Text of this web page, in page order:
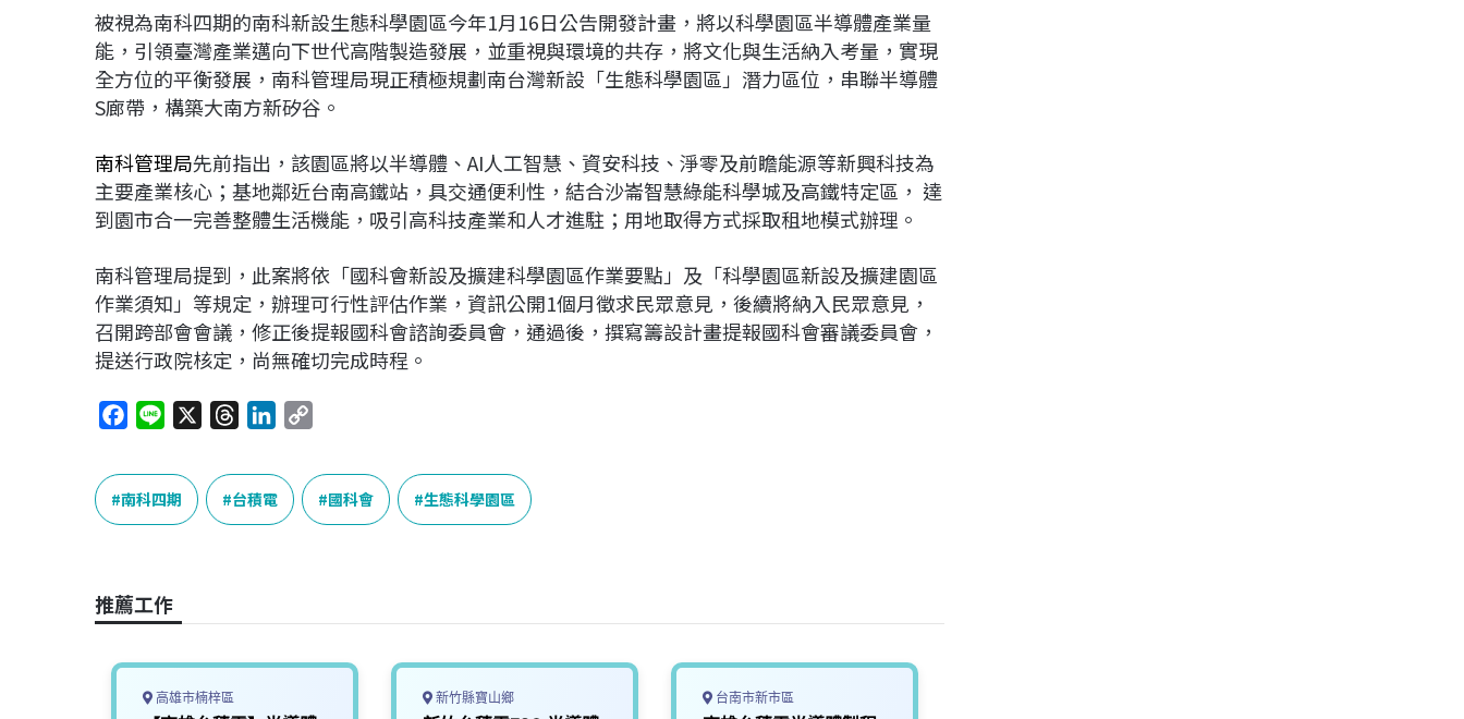
被視為南科四期的南科新設生態科學園區今年1月16日公告開發計畫，將以科學園區半導體產業量
能，引領臺灣產業邁向下世代高階製造發展，並重視與環境的共存，將文化與生活納入考量，實現
全方位的平衡發展，南科管理局現正積極規劃南台灣新設「生態科學園區」潛力區位，串聯半導體
S廊帶，構築大南方新矽谷。
南科管理局先前指出，該園區將以半導體、AI人工智慧、資安科技、淨零及前瞻能源等新興科技為
主要產業核心；基地鄰近台南高鐵站，具交通便利性，結合沙崙智慧綠能科學城及高鐵特定區， 達
到園市合一完善整體生活機能，吸引高科技產業和人才進駐；用地取得方式採取租地模式辦理。
南科管理局提到，此案將依「國科會新設及擴建科學園區作業要點」及「科學園區新設及擴建園區
作業須知」等規定，辦理可行性評估作業，資訊公開1個月徵求民眾意見，後續將納入民眾意見，
召開跨部會會議，修正後提報國科會諮詢委員會，通過後，撰寫籌設計畫提報國科會審議委員會，
提送行政院核定，尚無確切完成時程。
c
e
b
k
n
e
r
e
a
n
k
e
p
y
L
南科四期 台積電 國科會 生態科學園區
推薦工作
高雄市楠梓區 新竹縣寶山鄉 台南市新市區